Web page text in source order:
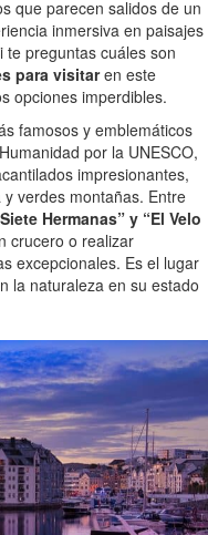
que parecen salidos de un
inmersiva en paisajes
preguntas cuáles son
para visitaren este
opciones imperdibles.
famosos y emblemáticos
por la UNESCO,
impresionantes,
verdes montañas. Entre
Hermanas” y “El Velo
crucero o realizar
excepcionales. Es el lugar
la naturaleza en su estado